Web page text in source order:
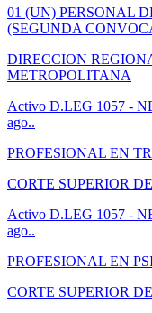
01 (UN) PERSONAL
(SEGUNDA
DIRECCION
METROPOLITANA
Activo D.LEG 1057 -
ago..
PROFESIONAL EN
CORTE SUPERIOR
Activo D.LEG 1057 -
ago..
PROFESIONAL EN
CORTE SUPERIOR